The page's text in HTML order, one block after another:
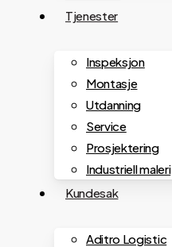
Tjenester
Inspeksjon
Montasje
Utdanning
Service
Prosjektering
Industriell maleri
Kundesak
Aditro Logistic